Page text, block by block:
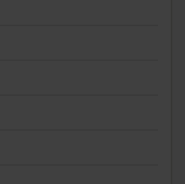
-18:00